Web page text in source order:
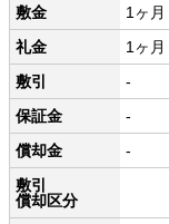
敷金
1ヶ月
礼金
1ヶ月
敷引
-
保証金
-
償却金
-
敷引
償却区分